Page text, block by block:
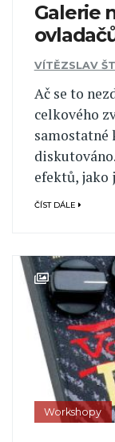
Galerie
VÍTĚZSLAV
Ač se to
celkového
samostatné
efektů, jako
ČÍST DÁLE
Workshopy